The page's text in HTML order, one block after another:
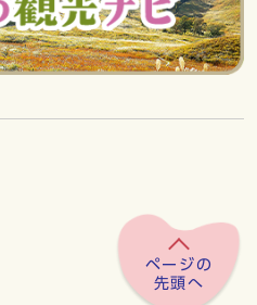
ページの
先頭へ